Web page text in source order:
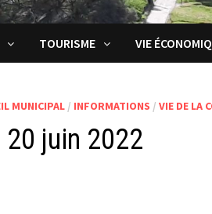
TOURISME VIE
MUNICIPAL / INFORMATIONS /VIE DE LA
20 juin 2022